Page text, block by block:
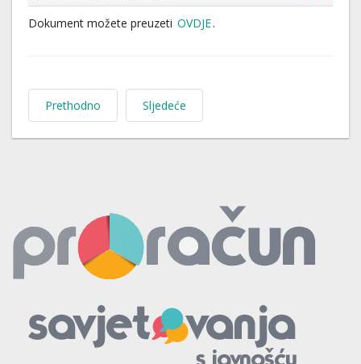
Dokument možete preuzeti OVDJE.
Prethodno Sljedeće